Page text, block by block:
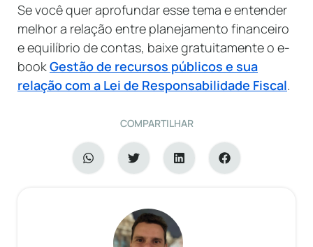
Se você quer aprofundar esse tema e entender
melhor a relação entre planejamento financeiro
e equilíbrio de contas, baixe gratuitamente o e-
book Gestão de recursos públicos e sua
relação com a Lei de Responsabilidade Fiscal.
COMPARTILHAR